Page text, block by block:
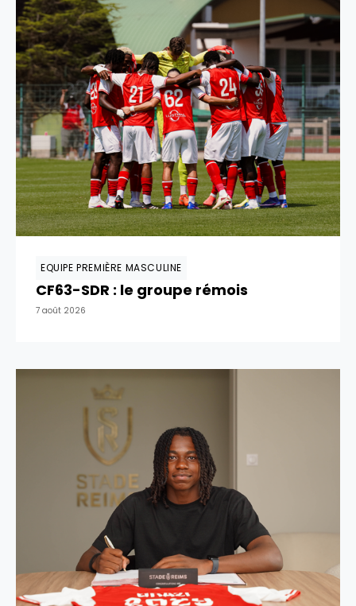
EQUIPE PREMIÈRE MASCULINE
CF63-SDR : le groupe rémois
7 août 2026